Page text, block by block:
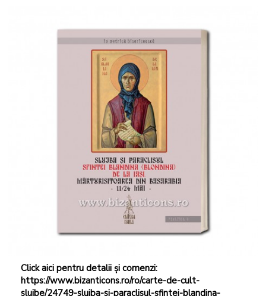
Click aici pentru detalii și comenzi:
https://www.bizanticons.ro/ro/carte-de-cult-
slujbe/24749-slujba-si-paraclisul-sfintei-blandina-